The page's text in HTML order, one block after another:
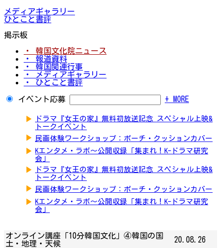
メディアギャラリー
ひとこと書評
掲示板
・ 韓国文化院ニュース
・ 報道資料
・ 韓国関連行事
・ メディアギャラリー
・ ひとこと書評
イベント応募 + MORE
▶
ドラマ『女王の家』無料初放送記念 スペシャル上映&
トークイベント
▶ 民画体験ワークショップ：ポーチ・クッションカバー
▶ Kエンタメ・ラボ～公開収録「集まれ！K-ドラマ研究
会」
▶
ドラマ『女王の家』無料初放送記念 スペシャル上映&
トークイベント
▶ 民画体験ワークショップ：ポーチ・クッションカバー
▶ Kエンタメ・ラボ～公開収録「集まれ！K-ドラマ研究
会」
オンライン講座「10分韓国文化」④韓国の国
土・地理・天候
20.08.26